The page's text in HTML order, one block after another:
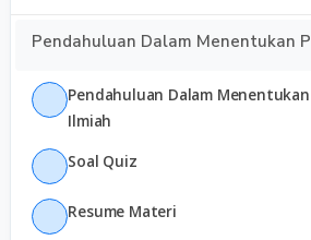
Pendahuluan Dalam Menentukan
Pendahuluan Dalam
Ilmiah
Soal Quiz
Resume Materi